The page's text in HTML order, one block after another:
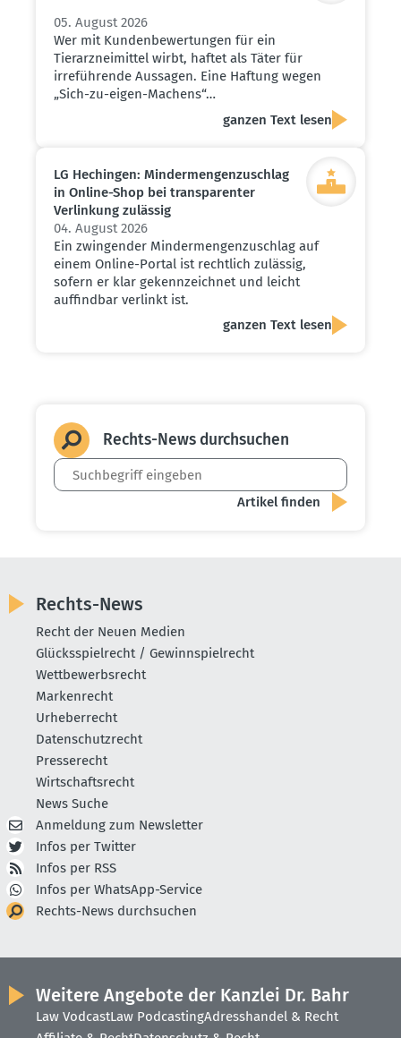
05. August 2026
Wer mit Kundenbewertungen für ein
Tierarzneimittel wirbt, haftet als Täter für
irreführende Aussagen. Eine Haftung wegen
„Sich-zu-eigen-Machens“…
ganzen Text lesen
LG Hechingen: Minder­men­gen­zu­schlag
in Online-Shop bei trans­pa­renter
Verlinkung zulässig
04. August 2026
Ein zwingender Mindermengenzuschlag auf
einem Online-Portal ist rechtlich zulässig,
sofern er klar gekennzeichnet und leicht
auffindbar verlinkt ist.
ganzen Text lesen
Rechts-News durch­suchen
Rechts-News
Recht der Neuen Medien
Glücksspielrecht / Gewinnspielrecht
Wettbewerbsrecht
Markenrecht
Urheberrecht
Datenschutzrecht
Presserecht
Wirtschaftsrecht
News Suche
Anmeldung zum Newsletter
Infos per Twitter
Infos per RSS
Infos per WhatsApp-Service
Rechts-News durchsuchen
Weitere Angebote der Kanzlei Dr. Bahr
Law VodcastLaw PodcastingAdresshandel & Recht